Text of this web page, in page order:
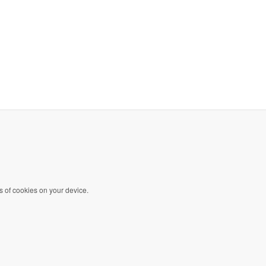
of cookies on your device.